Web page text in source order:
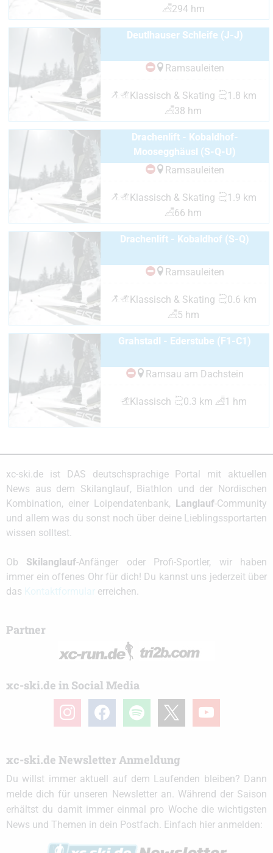
294 hm
Deutlhauser Schleife (J-J)
Ramsauleiten
Klassisch & Skating
1.8 km
38 hm
Drachenlift - Kobaldhof-
Moosegghäusl (S-Q-U)
Ramsauleiten
Klassisch & Skating
1.9 km
66 hm
Drachenlift - Kobaldhof (S-Q)
Ramsauleiten
Klassisch & Skating
0.6 km
5 hm
Grahstadl - Ederstube (F1-C1)
Ramsau am Dachstein
Klassisch 0.3 km 1 hm
xc-ski.de ist DAS deutschsprachige Portal mit aktuellen
News aus dem Skilanglauf, Biathlon und der Nordischen
Kombination, einer Loipendatenbank, Langlauf-Community
und allem was du sonst noch über deine Lieblingssportarten
wissen solltest.
Ob Skilanglauf-Anfänger oder Profi-Sportler, wir haben
immer ein offenes Ohr für dich! Du kannst uns jederzeit über
das
erreichen.
Partner
xc-ski.de in Social Media
instagramfacebook spotify youtube
xc-ski.de Newsletter Anmeldung
Du willst immer aktuell auf dem Laufenden bleiben? Dann
melde dich für unseren Newsletter an. Während der Saison
erhältst du damit immer einmal pro Woche die wichtigsten
News und Themen in dein Postfach. Einfach hier anmelden: